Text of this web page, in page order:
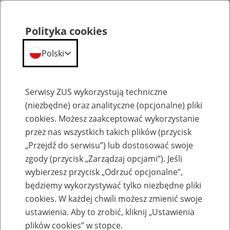
Emerytury
Baza zlikwidowanych lub
przekształconych zakładów pracy
Polityka cookies
Polski
Serwisy ZUS wykorzystują techniczne
(niezbędne) oraz analityczne (opcjonalne) pliki
cookies. Możesz zaakceptować wykorzystanie
przez nas wszystkich takich plików (przycisk
„Przejdź do serwisu”) lub dostosować swoje
zgody (przycisk „Zarządzaj opcjami”). Jeśli
wybierzesz przycisk „Odrzuć opcjonalne”,
będziemy wykorzystywać tylko niezbędne pliki
cookies. W każdej chwili możesz zmienić swoje
ustawienia. Aby to zrobić, kliknij „Ustawienia
plików cookies” w stopce.